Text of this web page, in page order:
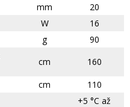
mm
20
W
16
g
90
cm
160
cm
110
+5 °C až